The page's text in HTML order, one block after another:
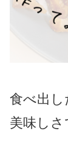
食べ出し
美味し